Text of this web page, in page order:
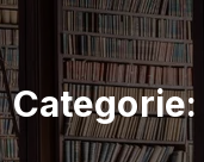
Categorie: